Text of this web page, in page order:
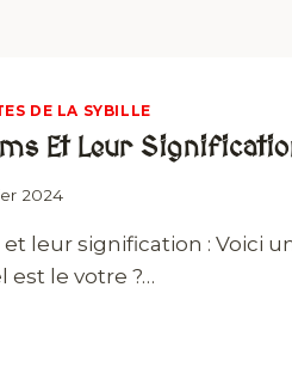
DE LA SYBILLE
Et Leur
2024
leur signification : Voici
est le votre ?…